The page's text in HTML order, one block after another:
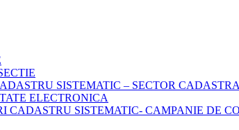
SISTEMATIC – SECTOR
ELECTRONICA
CADASTRU SISTEMATIC- CAMPANIE DE